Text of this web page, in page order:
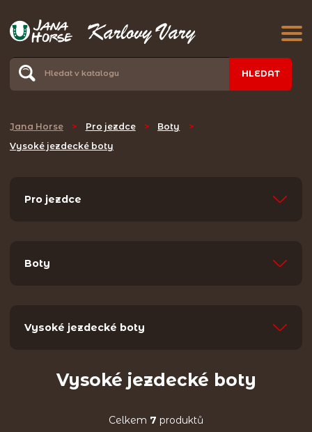
HLEDAT
Jana Horse > Pro jezdce > Boty
>
Vysoké jezdecké boty
Pro jezdce
Boty
Vysoké jezdecké boty
Vysoké jezdecké boty
Celkem 7 produktů